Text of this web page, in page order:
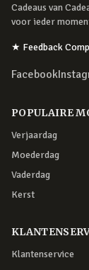
Cadeaus van
voor ieder
★ Feedback
Facebook
POPULAIRE
Verjaardag
Moederdag
Vaderdag
Kerst
Klantenservice